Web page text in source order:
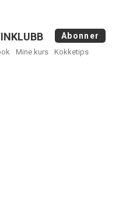
Abonner
Mine kurs Kokketips